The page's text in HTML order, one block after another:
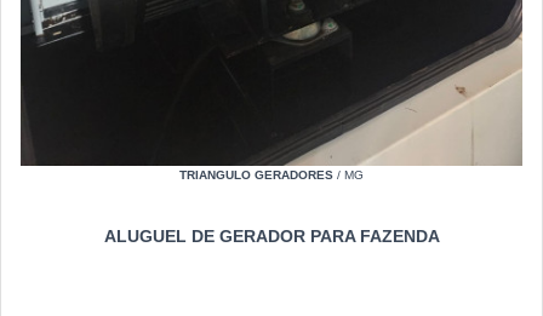
TRIANGULO GERADORES / MG
ALUGUEL DE GERADOR PARA FAZENDA